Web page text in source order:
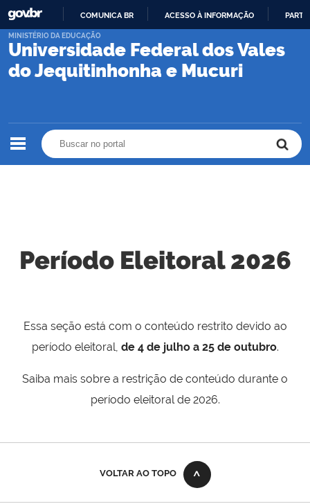
PARA
CONTEÚDO
COMUNICA BR ACESSO À INFORMAÇÃO
Universidade Federal dos Vales
do Jequitinhonha e Mucuri
MINISTÉRIO DA EDUCAÇÃO
Período Eleitoral 2026
Essa seção está com o conteúdo restrito devido ao
período eleitoral, de 4 de julho a 25 de outubro.
Saiba mais sobre a restrição de conteúdo durante o
período eleitoral de 2026.
VOLTAR AO TOPO